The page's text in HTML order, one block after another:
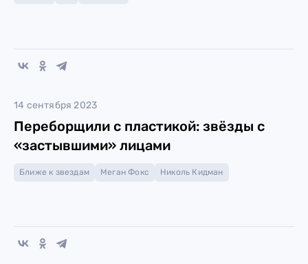
14 сентября 2023
Переборщили с пластикой: звёзды с
«застывшими» лицами
Ближе к звездам Меган Фокс Николь Кидман